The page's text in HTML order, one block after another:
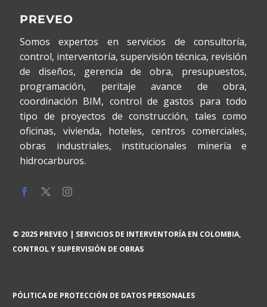
PREVEO
Somos expertos en servicios de consultoría,
control, interventoría, supervisión técnica, revisión
de diseños, gerencia de obra, presupuestos,
programación, peritaje avance de obra,
coordinación BIM, control de gastos para todo
tipo de proyectos de construcción, tales como
oficinas, vivienda, hoteles, centros comerciales,
obras industriales, institucionales minería e
hidrocarburos.
© 2025 PREVEO | SERVICIOS DE INTERVENTORÍA EN COLOMBIA,
CONTROL Y SUPERVISIÓN DE OBRAS
PÓLITICA DE PROTECCIÓN DE DATOS PERSONALES